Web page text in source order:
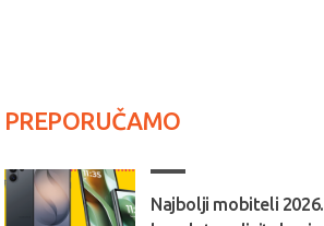
PREPORUČAMO
Najbolji mobiteli